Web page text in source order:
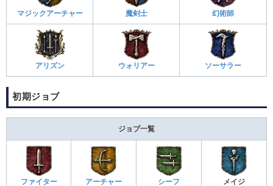
マジックアーチャー 魔剣士 幻術師
アリズン ウォリアー ソーサラー
初期ジョブ
ジョブ一覧
ファイター アーチャー シーフ メイジ